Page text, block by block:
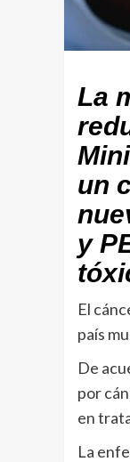
La
un
y
El
país
De
por
en
La